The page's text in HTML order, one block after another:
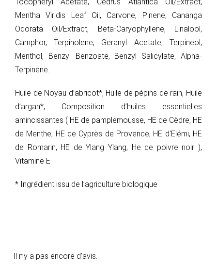
Mentha Viridis Leaf Oil, Carvone, Pinene, Cananga
Odorata Oil/Extract, Beta-Caryophyllene, Linalool,
Camphor, Terpinolene, Geranyl Acetate, Terpineol,
Menthol, Benzyl Benzoate, Benzyl Salicylate, Alpha-
Terpinene.
Huile de Noyau d’abricot*, Huile de pépins de rain, Huile
d’argan*, Composition d’huiles essentielles
amincissantes ( HE de pamplemousse, HE de Cèdre, HE
de Menthe, HE de Cyprès de Provence, HE d’Elémi, HE
de Romarin, HE de Ylang Ylang, He de poivre noir ),
Vitamine E
* Ingrédient issu de l’agriculture biologique
Il n’y a pas encore d’avis.